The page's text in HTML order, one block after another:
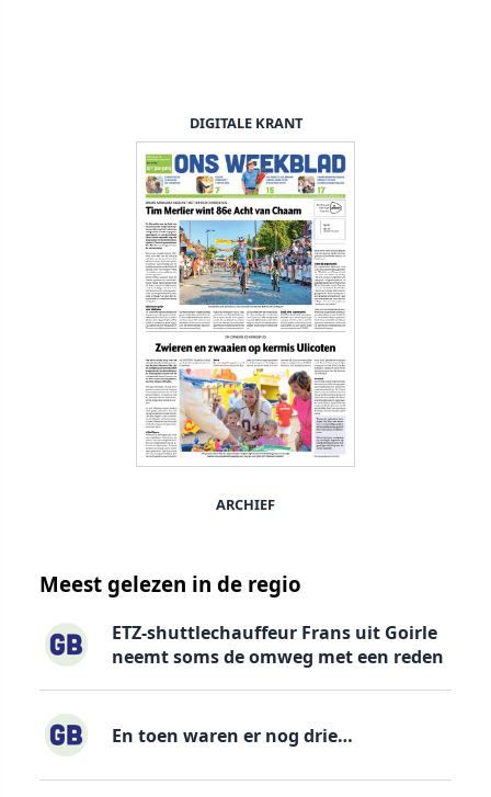
DIGITALE KRANT
ARCHIEF
Meest gelezen in de regio
ETZ-shuttlechauffeur Frans uit Goirle
neemt soms de omweg met een reden
En toen waren er nog drie…